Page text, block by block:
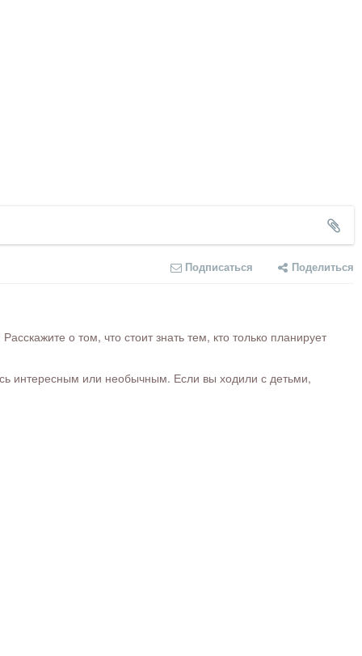
Подписаться Поделиться
о том, что стоит знать тем, кто только планирует
интересным или необычным. Если вы ходили с детьми,